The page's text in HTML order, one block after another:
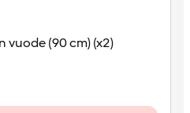
vuode (90 cm) (x2)